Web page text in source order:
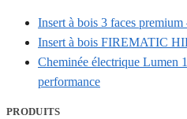
Insert à bois 3 faces
Insert à bois FIREMATIC
Cheminée électrique Lumen
performance
PRODUITS